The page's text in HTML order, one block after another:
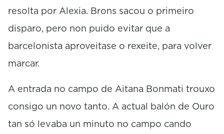
resolta por Alexia. Brons sacou o primeiro
disparo, pero non puido evitar que a
barcelonista aproveitase o rexeite, para volver
marcar.
A entrada no campo de Aitana Bonmati trouxo
consigo un novo tanto. A actual balón de Ouro
tan só levaba un minuto no campo cando